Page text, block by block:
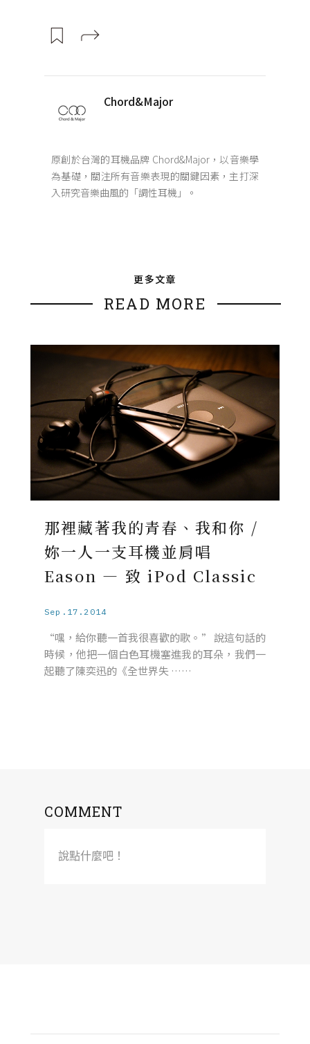
Chord&Major
原創於台灣的耳機品牌 Chord&Major，以音樂學
為基礎，關注所有音樂表現的關鍵因素，主打深
入研究音樂曲風的「調性耳機」。
更多文章
READ MORE
那裡藏著我的青春、我和你 /
妳一人一支耳機並肩唱
Eason — 致 iPod Classic
Sep.17.2014
“嘿，給你聽一首我很喜歡的歌。” 說這句話的
時候，他把一個白色耳機塞進我的耳朵，我們一
起聽了陳奕迅的《全世界失 ……
COMMENT
說點什麼吧！